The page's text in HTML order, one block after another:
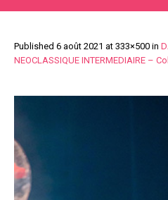
Published 6 août 2021 at 333×500 in
NEOCLASSIQUE INTERMEDIAIRE –